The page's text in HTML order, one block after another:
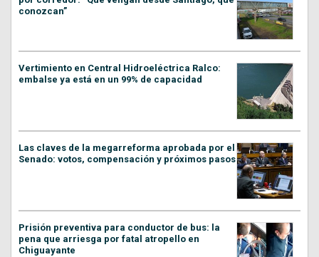
conozcan”
Vertimiento en Central Hidroeléctrica Ralco:
embalse ya está en un 99% de capacidad
Las claves de la megarreforma aprobada por el
Senado: votos, compensación y próximos pasos
Prisión preventiva para conductor de bus: la
pena que arriesga por fatal atropello en
Chiguayante